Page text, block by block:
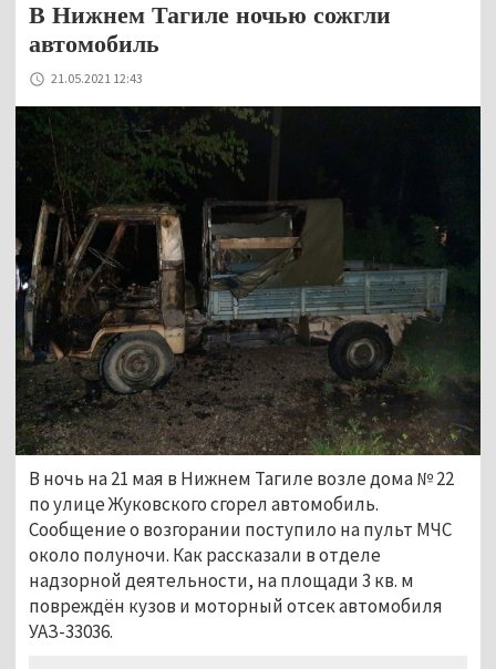
В Нижнем Тагиле ночью сожгли
автомобиль
21.05.2021 12:43
В ночь на 21 мая в Нижнем Тагиле возле дома № 22
по улице Жуковского сгорел автомобиль.
Сообщение о возгорании поступило на пульт МЧС
около полуночи. Как рассказали в отделе
надзорной деятельности, на площади 3 кв. м
повреждён кузов и моторный отсек автомобиля
УАЗ-33036.